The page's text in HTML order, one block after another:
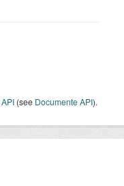
API (see Documente API).